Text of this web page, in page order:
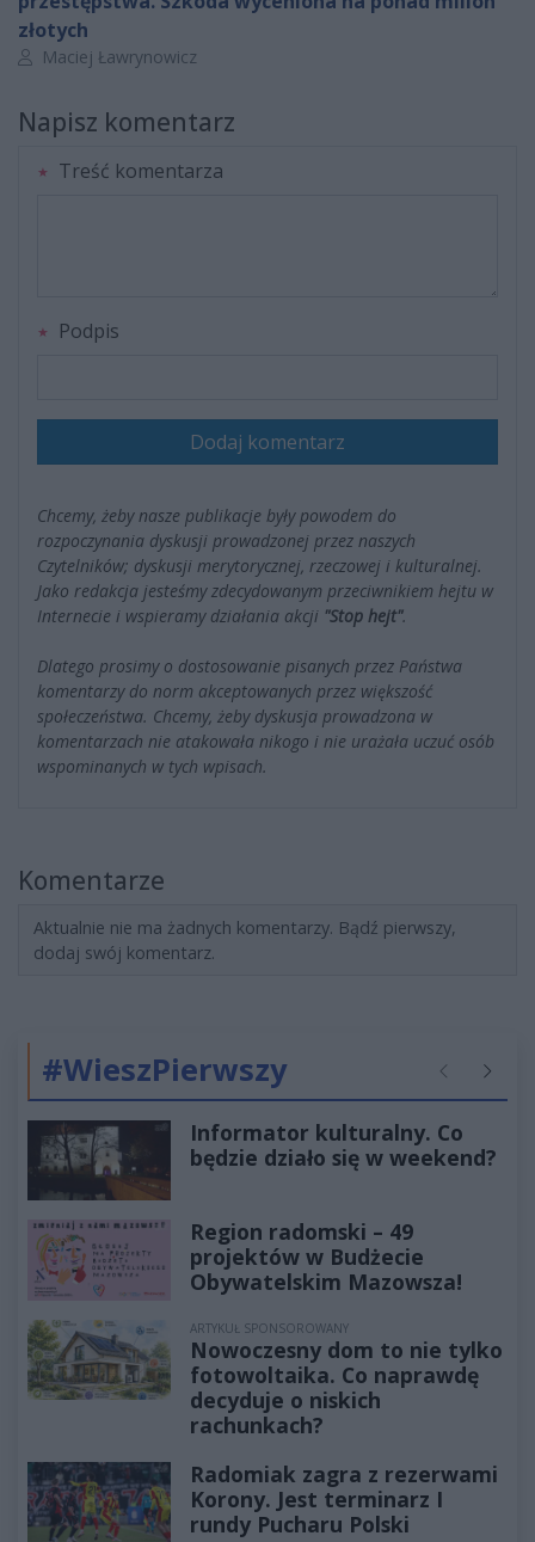
złotych
Autor artykułu:
Maciej Ławrynowicz
Napisz komentarz
Treść komentarza
Podpis
Dodaj komentarz
Chcemy, żeby nasze publikacje były powodem do
rozpoczynania dyskusji prowadzonej przez naszych
Czytelników; dyskusji merytorycznej, rzeczowej i kulturalnej.
Jako redakcja jesteśmy zdecydowanym przeciwnikiem hejtu w
Internecie i wspieramy działania akcji "Stop hejt".
Dlatego prosimy o dostosowanie pisanych przez Państwa
komentarzy do norm akceptowanych przez większość
społeczeństwa. Chcemy, żeby dyskusja prowadzona w
komentarzach nie atakowała nikogo i nie urażała uczuć osób
wspominanych w tych wpisach.
Komentarze
Aktualnie nie ma żadnych komentarzy. Bądź pierwszy,
dodaj swój komentarz.
#WieszPierwszy Poprzednie
Informator kulturalny. Co
będzie działo się w weekend?
Region radomski – 49
projektów w Budżecie
Obywatelskim Mazowsza!
ARTYKUŁ SPONSOROWANY
Nowoczesny dom to nie tylko
fotowoltaika. Co naprawdę
decyduje o niskich
rachunkach?
Radomiak zagra z rezerwami
Korony. Jest terminarz I
rundy Pucharu Polski